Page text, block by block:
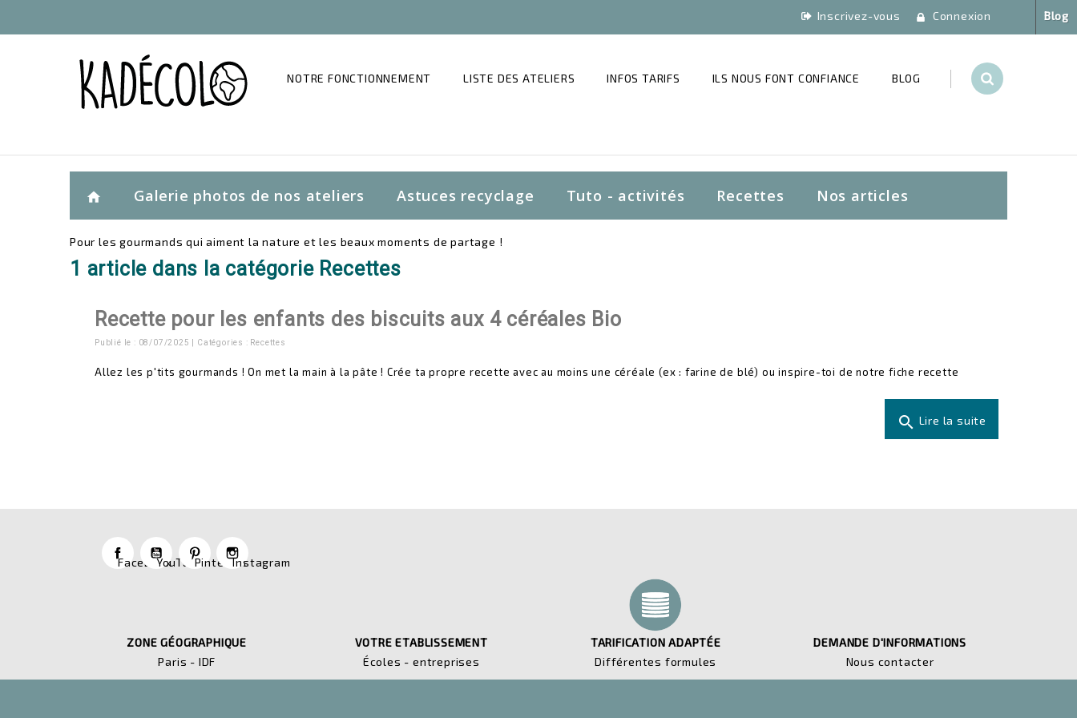
Blog
Inscrivez-vous Connexion
NOTRE FONCTIONNEMENT LISTE DES ATELIERS INFOS TARIFS ILS NOUS FONT CONFIANCE BLOG
home Galerie photos de nos ateliers Astuces recyclage Tuto - activités Recettes Nos articles
Pour les gourmands qui aiment la nature et les beaux moments de partage !
1 article dans la catégorie Recettes
Recette pour les enfants des biscuits aux 4 céréales Bio
Publié le : 08/07/2025 | Catégories : Recettes
Allez les p'tits gourmands ! On met la main à la pâte ! Crée ta propre recette avec au moins une céréale (ex : farine de blé) ou inspire-toi de notre fiche recette
search Lire la suite
FacebookYouTubePinterestInstagram
ZONE GÉOGRAPHIQUE
Paris - IDF
VOTRE ETABLISSEMENT
Écoles - entreprises
TARIFICATION ADAPTÉE
Différentes formules
DEMANDE D'INFORMATIONS
Nous contacter